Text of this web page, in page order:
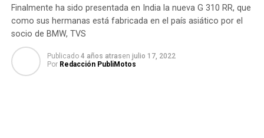
Finalmente ha sido presentada en India la nueva G 310 RR, que
como sus hermanas está fabricada en el país asiático por el
socio de BMW, TVS
Publicado 4 años atrasen julio 17, 2022
Por Redacción PubliMotos